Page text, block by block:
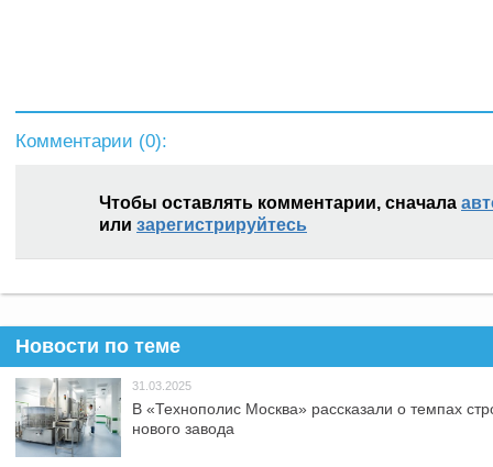
Комментарии (0):
Чтобы оставлять комментарии, сначала
или зарегистрируйтесь
Новости по теме
31.03.2025
В «Технополис Москва» рассказали о темпах
нового завода